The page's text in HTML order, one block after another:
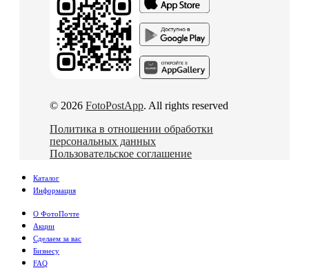
© 2026 FotoPostApp. All rights reserved
Политика в отношении обработки
персональных данных
Пользовательское соглашение
Каталог
Информация
О ФотоПочте
Акции
Сделаем за вас
Бизнесу
FAQ